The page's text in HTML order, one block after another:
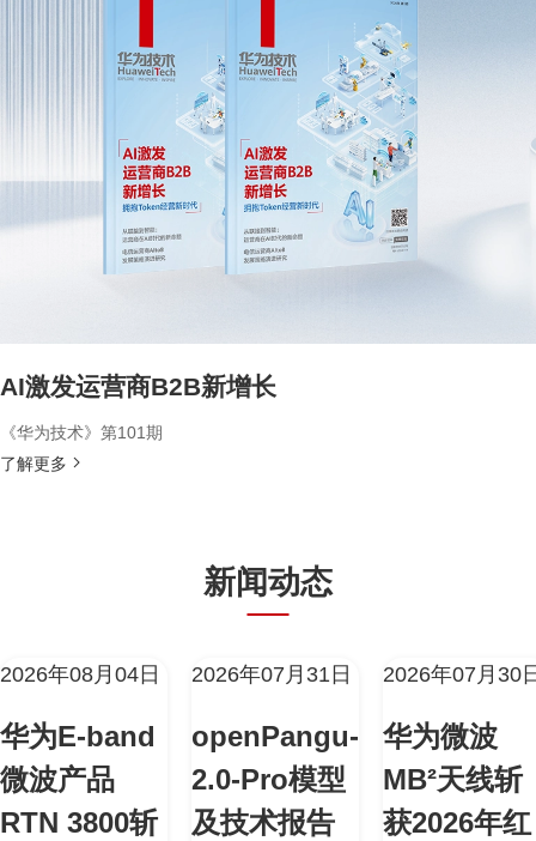
AI激发运营商B2B新增长
《华为技术》第101期
了解更多
新闻动态
2026年08月04日
华为E-band
微波产品
RTN 3800斩
2026年07月31日
openPangu-
2.0-Pro模型
及技术报告
2026年07月30
华为微波
MB²天线斩
获2026年红